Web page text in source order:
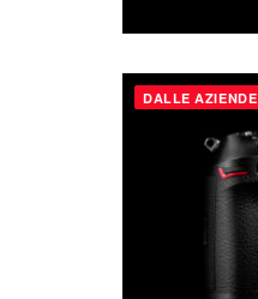
DALLE AZIENDE